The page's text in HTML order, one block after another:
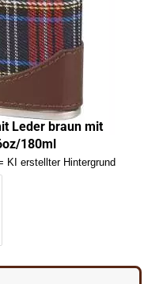
Leder braun mit
180ml
erstellter Hintergrund